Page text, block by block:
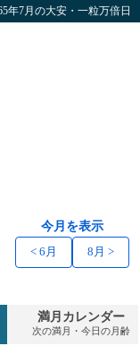
年7月の大安・一粒万倍日
今月を表示
< 6月 8月 >
満月カレンダー
次の満月・今日の月齢